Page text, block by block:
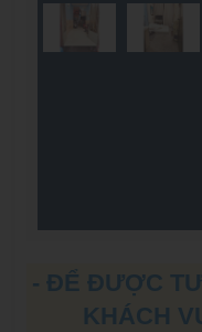
- ĐỂ ĐƯỢC
KHÁCH